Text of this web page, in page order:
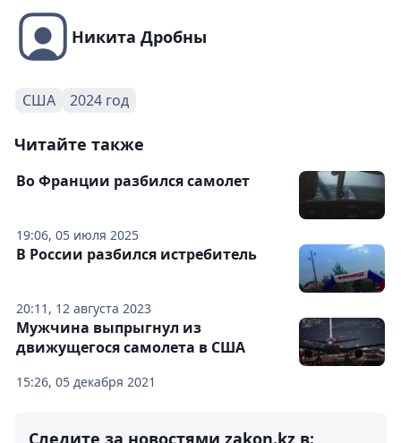
Никита Дробны
США 2024 год
Читайте также
19:06, 05 июля 2025
Во Франции разбился самолет
20:11, 12 августа 2023
В России разбился истребитель
15:26, 05 декабря 2021
Мужчина выпрыгнул из
движущегося самолета в США
Следите за новостями zakon.kz в: